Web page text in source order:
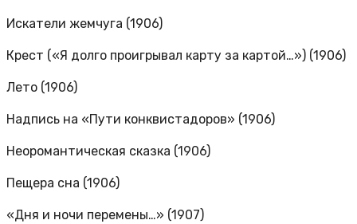
Искатели жемчуга (1906)
Крест («Я долго проигрывал карту за картой…») (1906)
Лето (1906)
Надпись на «Пути конквистадоров» (1906)
Неоромантическая сказка (1906)
Пещера сна (1906)
«Дня и ночи перемены…» (1907)